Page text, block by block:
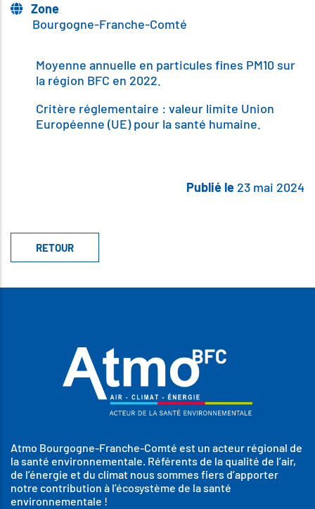
Zone
Bourgogne-Franche-Comté
Body
Moyenne annuelle en particules fines PM10 sur
la région BFC en 2022.
Critère réglementaire : valeur limite Union
Européenne (UE) pour la santé humaine.
Publié le 23 mai 2024
Atmo Bourgogne-Franche-Comté est un acteur régional de
la santé environnementale. Référents de la qualité de l’air,
de l’énergie et du climat nous sommes fiers d’apporter
notre contribution à l’écosystème de la santé
environnementale !